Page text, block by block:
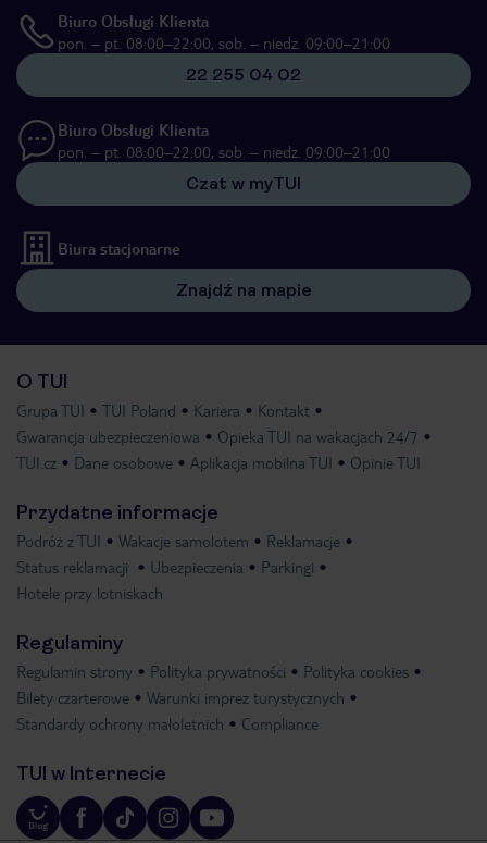
Biuro Obsługi Klienta
pon. – pt. 08:00–22:00, sob. – niedz. 09:00–21:00
22 255 04 02
Biuro Obsługi Klienta
pon. – pt. 08:00–22:00, sob. – niedz. 09:00–21:00
Czat w myTUI
Biura stacjonarne
Znajdź na mapie
O TUI
Grupa TUI TUI Poland Kariera
Kontakt
Gwarancja ubezpieczeniowa
Opieka TUI na wakacjach 24/7
TUI.cz
Dane osobowe Aplikacja mobilna TUI Opinie TUI
Przydatne informacje
Podróż z TUI Wakacje samolotem
Reklamacje
Status reklamacji
Ubezpieczenia
Parkingi
Hotele przy lotniskach
Regulaminy
Regulamin strony Polityka prywatności
Polityka cookies
Bilety czarterowe
Warunki imprez turystycznych
Standardy ochrony małoletnich
Compliance
TUI w Internecie